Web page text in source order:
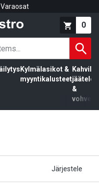
Varaosat
0
Kylmälasikot &
myyntikalusteet
Kahvila,
jäätelö
&
vohvelit
Järjestele